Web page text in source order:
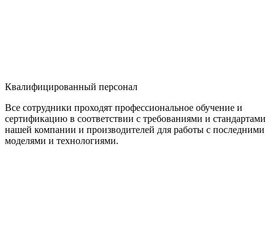
Квалифицированный персонал
Все сотрудники проходят профессиональное обучение и
сертификацию в соответствии с требованиями и стандартами
нашей компании и производителей для работы с последними
моделями и технологиями.